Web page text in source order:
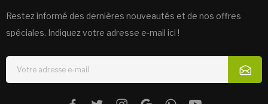
Restez informé des dernières nouveautés et de nos offres
spéciales. Indiquez votre adresse e-mail ici !